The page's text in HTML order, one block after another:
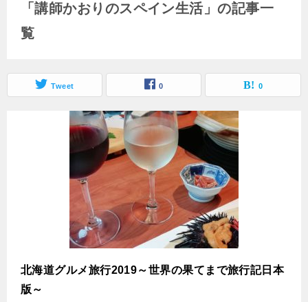
「講師かおりのスペイン生活」の記事一
覧
Tweet 0 0
北海道グルメ旅行2019～世界の果てまで旅行記日本
版～